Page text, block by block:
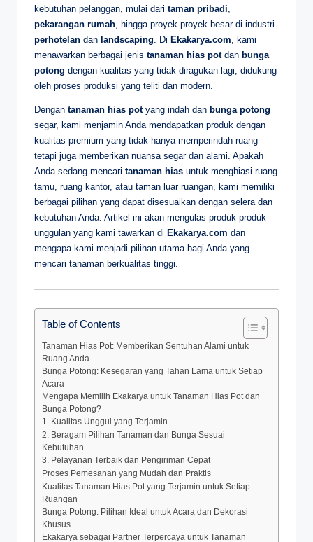
kebutuhan pelanggan, mulai dari taman pribadi
pekarangan rumah , hingga proyek-proyek besar di industri
perhotelan dan landscaping . Di Ekakarya.com , kami
menawarkan berbagai jenis tanaman hias potdan bunga
potong dengan kualitas yang tidak diragukan lagi, didukung
oleh proses produksi yang teliti dan modern.
Dengan tanaman hias potyang indah dan bunga potong
segar, kami menjamin Anda mendapatkan produk dengan
kualitas premium yang tidak hanya memperindah ruang
tetapi juga memberikan nuansa segar dan alami. Apakah
Anda sedang mencari tanaman hias untuk menghiasi ruang
tamu, ruang kantor, atau taman luar ruangan, kami memiliki
berbagai pilihan yang dapat disesuaikan dengan selera dan
kebutuhan Anda. Artikel ini akan mengulas produk-produk
unggulan yang kami tawarkan di Ekakarya.com dan
mengapa kami menjadi pilihan utama bagi Anda yang
mencari tanaman berkualitas tinggi.
Table of Contents
Tanaman Hias Pot: Memberikan Sentuhan Alami untuk
Ruang Anda
Bunga Potong: Kesegaran yang Tahan Lama untuk Setiap
Acara
Mengapa Memilih Ekakarya untuk Tanaman Hias Pot dan
Bunga Potong?
1. Kualitas Unggul yang Terjamin
2. Beragam Pilihan Tanaman dan Bunga Sesuai
Kebutuhan
3. Pelayanan Terbaik dan Pengiriman Cepat
Proses Pemesanan yang Mudah dan Praktis
Kualitas Tanaman Hias Pot yang Terjamin untuk Setiap
Ruangan
Bunga Potong: Pilihan Ideal untuk Acara dan Dekorasi
Khusus
Ekakarya sebagai Partner Terpercaya untuk Tanaman